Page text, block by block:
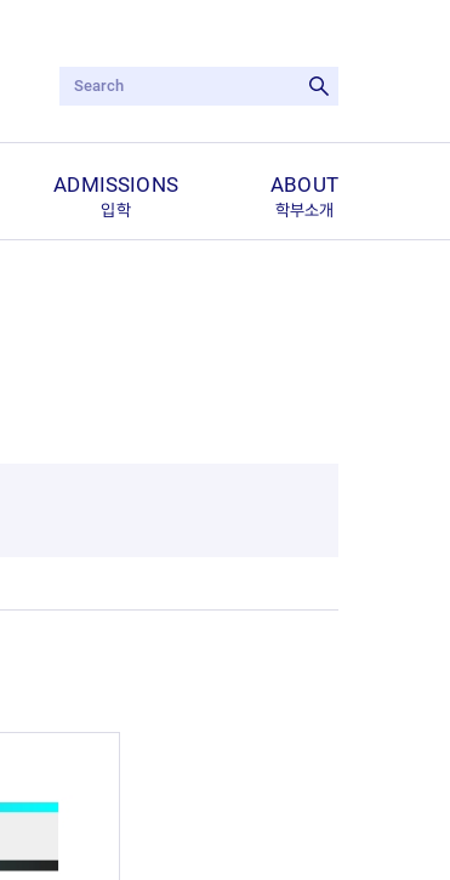
ADMISSIONS
입학
ABOUT
학부소개